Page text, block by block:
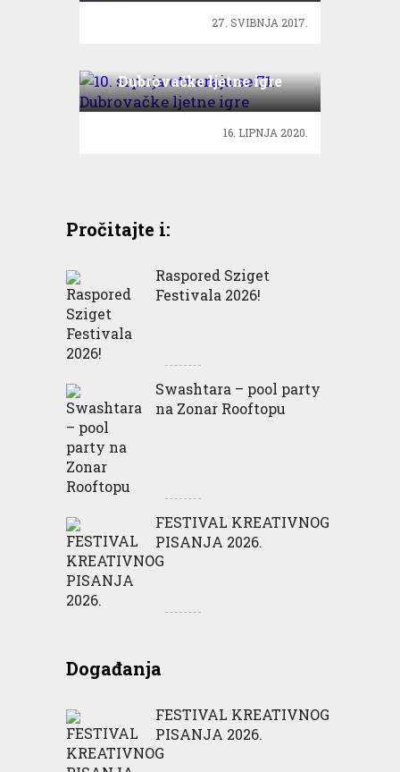
27. SVIBNJA 2017.
Dubrovačke ljetne igre
16. LIPNJA 2020.
Pročitajte i:
Raspored Sziget
Festivala 2026!
Swashtara – pool party
na Zonar Rooftopu
FESTIVAL KREATIVNOG
PISANJA 2026.
Događanja
FESTIVAL KREATIVNOG
PISANJA 2026.